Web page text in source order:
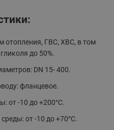
отопления, ГВС, ХВС, в том
до 50%.
DN 15- 400.
фланцевое.
от -10 до +200°С.
от -10 до +70°C.